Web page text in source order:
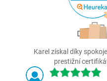
Karel získal díky
prestižní